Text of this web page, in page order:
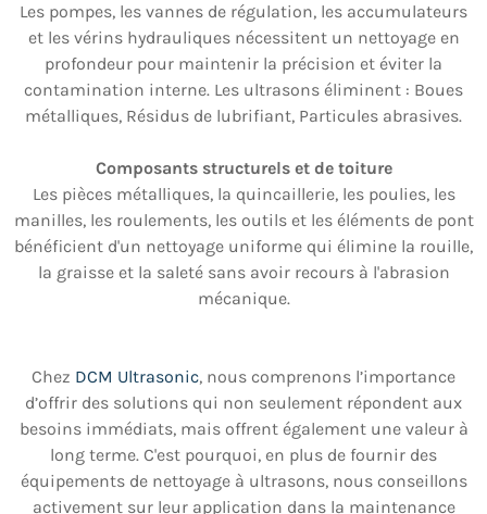
Les pompes, les vannes de régulation, les accumulateurs
et les vérins hydrauliques nécessitent un nettoyage en
profondeur pour maintenir la précision et éviter la
contamination interne. Les ultrasons éliminent : Boues
métalliques, Résidus de lubrifiant, Particules abrasives.
Composants structurels et de toiture
Les pièces métalliques, la quincaillerie, les poulies, les
manilles, les roulements, les outils et les éléments de pont
bénéficient d'un nettoyage uniforme qui élimine la rouille,
la graisse et la saleté sans avoir recours à l'abrasion
mécanique.
Chez DCM Ultrasonic, nous comprenons l’importance
d’offrir des solutions qui non seulement répondent aux
besoins immédiats, mais offrent également une valeur à
long terme. C'est pourquoi, en plus de fournir des
équipements de nettoyage à ultrasons, nous conseillons
activement sur leur application dans la maintenance